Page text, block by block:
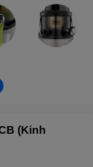
(Kinh